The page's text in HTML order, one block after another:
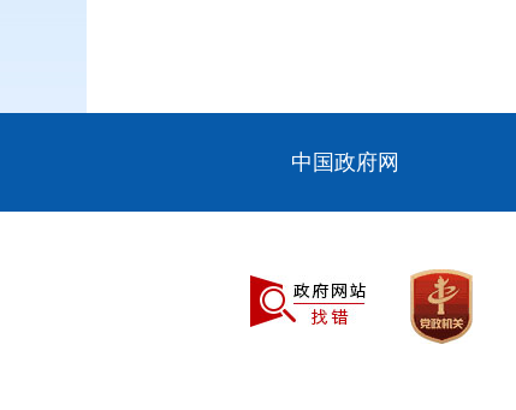
中国政府网